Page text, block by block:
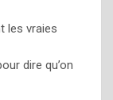
les vraies
dire qu’on